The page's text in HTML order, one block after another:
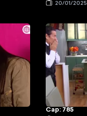
20/01/2025
Cap: 785